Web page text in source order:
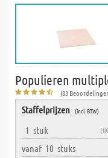
Populieren
(83
Staffelprijzen (incl. BTW)
1 stuk
vanaf 10 stuks